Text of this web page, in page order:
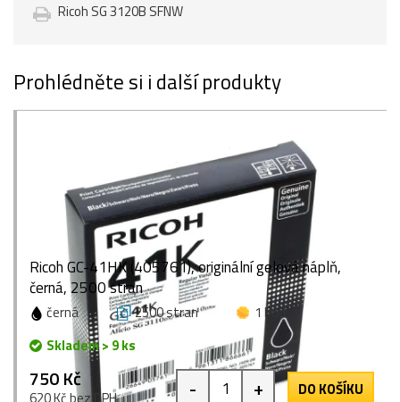
Ricoh SG 3120B SFNW
Prohlédněte si i další produkty
Ricoh GC-41HK (405761), originální gelová náplň,
černá, 2500 stran
černá 2500 stran
1 bod
Skladem > 9 ks
750 Kč - + DO KOŠÍKU